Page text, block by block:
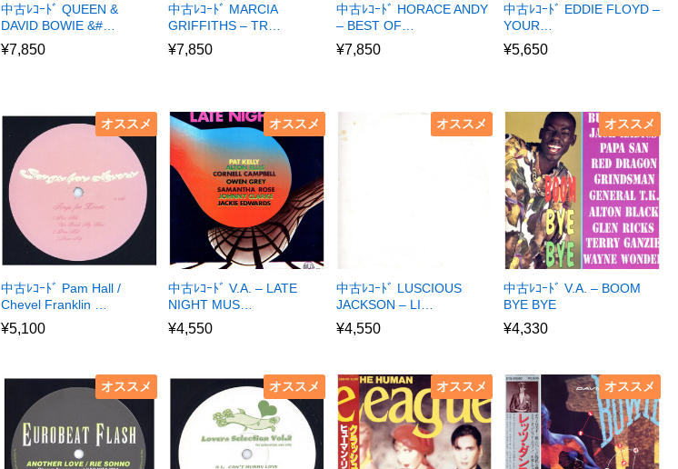
中古ﾚｺｰﾄﾞ QUEEN &
DAVID BOWIE &#…
¥7,850
中古ﾚｺｰﾄﾞ MARCIA
GRIFFITHS – TR…
¥7,850
中古ﾚｺｰﾄﾞ HORACE ANDY
– BEST OF…
¥7,850
中古ﾚｺｰﾄﾞ EDDIE FLOYD –
YOUR…
¥5,650
オススメ
中古ﾚｺｰﾄﾞ Pam Hall /
Chevel Franklin …
¥5,100
オススメ
中古ﾚｺｰﾄﾞ V.A. – LATE
NIGHT MUS…
¥4,550
オススメ
中古ﾚｺｰﾄﾞ LUSCIOUS
JACKSON – LI…
¥4,550
オススメ
中古ﾚｺｰﾄﾞ V.A. – BOOM
BYE BYE
¥4,330
オススメ オススメ オススメ オススメ